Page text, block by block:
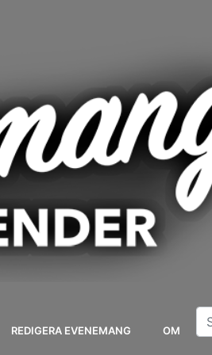
REDIGERA EVENEMANG OM